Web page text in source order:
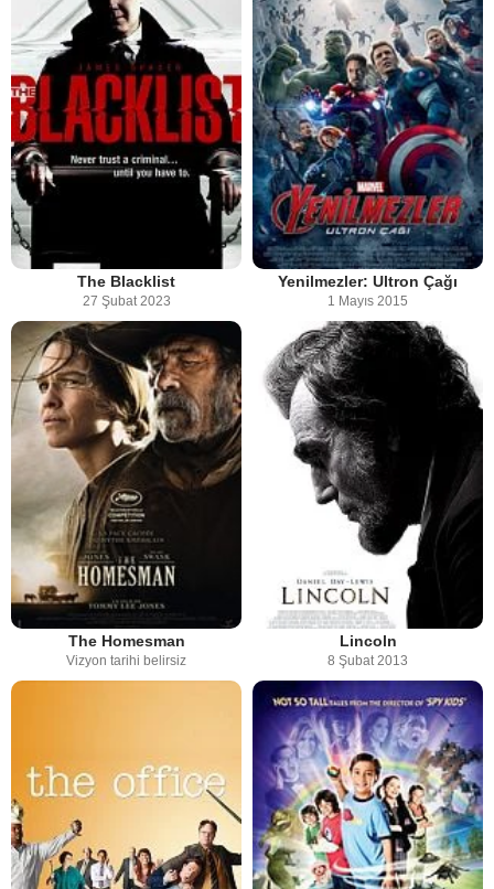
The Blacklist
27 Şubat 2023
Yenilmezler: Ultron Çağı
1 Mayıs 2015
The Homesman
Vizyon tarihi belirsiz
Lincoln
8 Şubat 2013